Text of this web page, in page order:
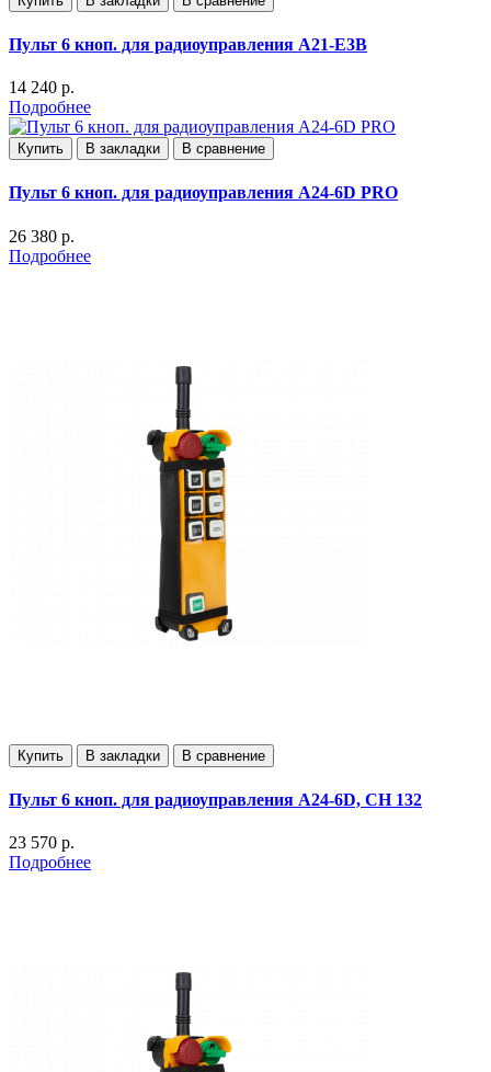
Пульт 6 кноп. для радиоуправления А21-E3В
14 240 р.
Подробнее
Купить В закладки В сравнение
Пульт 6 кноп. для радиоуправления А24-6D PRO
26 380 р.
Подробнее
Купить В закладки В сравнение
Пульт 6 кноп. для радиоуправления А24-6D, СН 132
23 570 р.
Подробнее